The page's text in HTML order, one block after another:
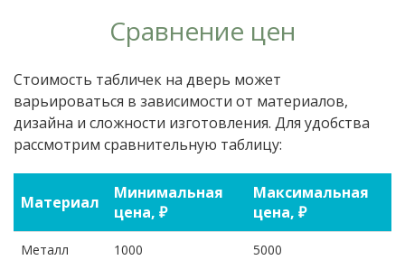
Сравнение цен
Стоимость табличек на дверь может
варьироваться в зависимости от материалов,
дизайна и сложности изготовления. Для удобства
рассмотрим сравнительную таблицу:
Материал
Минимальная
цена, ₽
Максимальная
цена, ₽
Металл 1000 5000